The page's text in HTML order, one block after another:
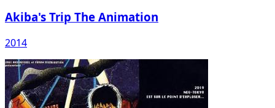
Akiba's Trip The Animation
2014